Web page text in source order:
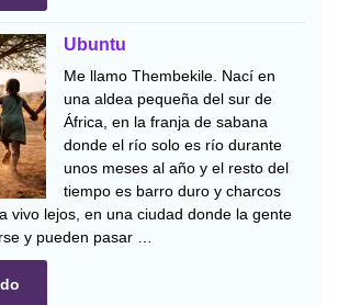
Ubuntu
Me llamo Thembekile. Nací en
una aldea pequeña del sur de
África, en la franja de sabana
donde el río solo es río durante
unos meses al año y el resto del
tiempo es barro duro y charcos
vivo lejos, en una ciudad donde la gente
y pueden pasar …